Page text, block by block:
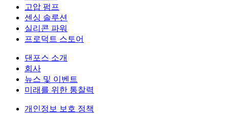
고압 펌프
센싱 솔루션
실리콘 파워
프로덕트 스토어
댄포스 소개
회사
뉴스 및 이벤트
미래를 위한 통찰력
개인정보 보호 정책